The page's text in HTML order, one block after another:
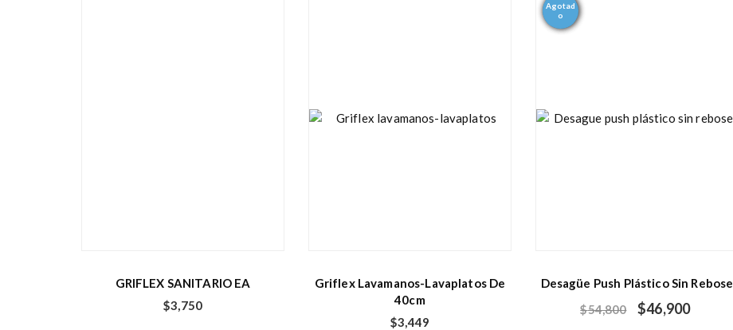
GRIFLEX SANITARIO EA
$3,750
Griflex Lavamanos-Lavaplatos De
40cm
$3,449
- 14%
Agotad
o
Desagüe Push Plástico Sin Rebose
$54,800 $46,900